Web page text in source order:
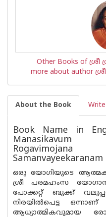
Other Books of
more about author
About the Book
Book Name in
Manasikavum
Samanvayeekaranam
ഒരു യോഗിയുടെ
ശ്രീ പരമഹംസ
പോക്കറ്റ് ബുക്ക്
നിരയിൽപെട്ട
ആധ്യാത്മികവുമായ